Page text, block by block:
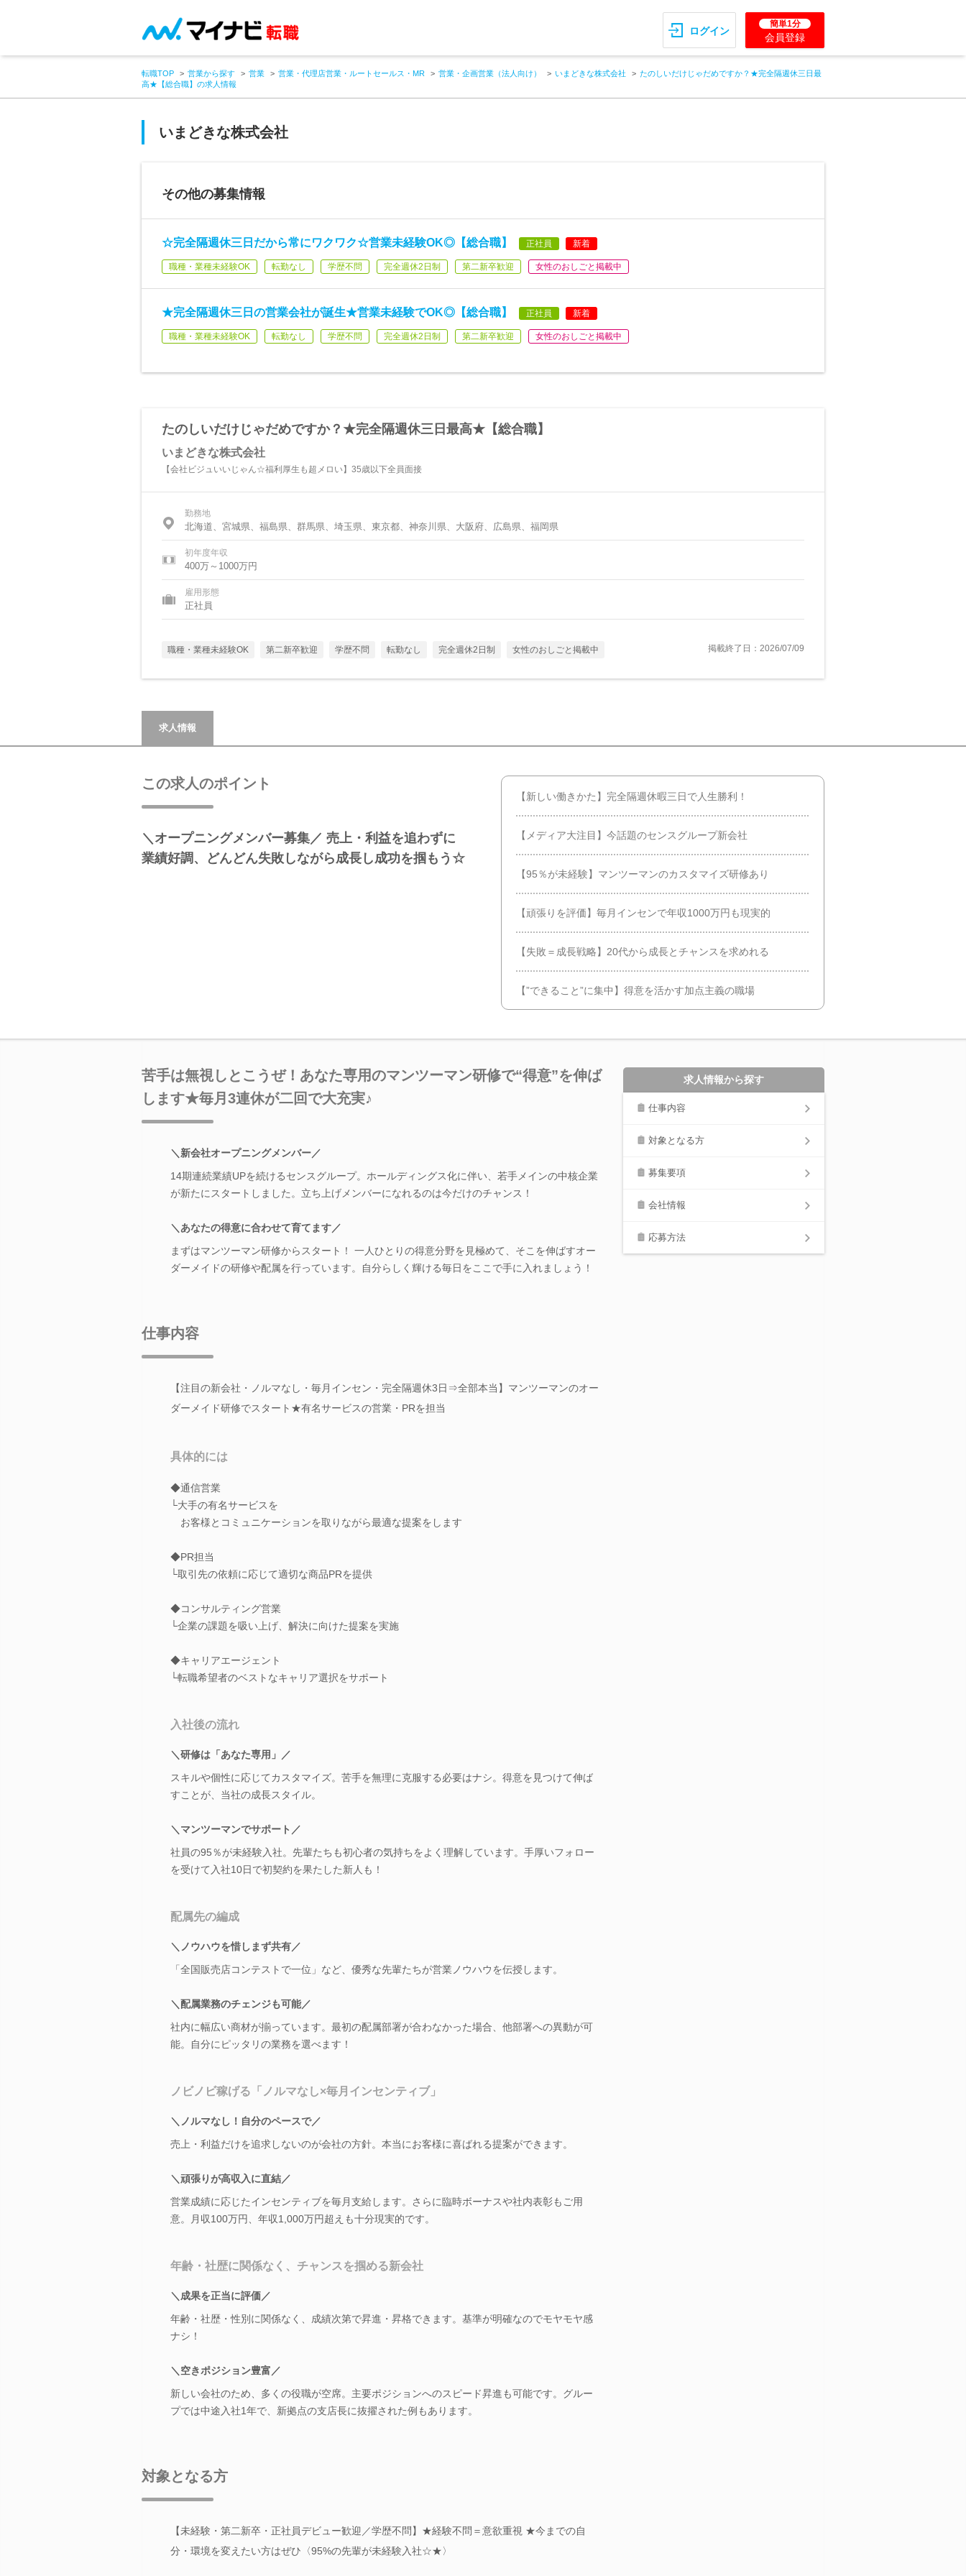
ログイン
簡単1分
会員登録
転職TOP 営業から探す 営業 営業・代理店営業・ルートセールス・MR 営業・企画営業（法人向け） いまどきな株式会社
たのしいだけじゃだめですか？★完全隔週休三日最
高★【総合職】の求人情報
いまどきな株式会社
その他の募集情報
☆完全隔週休三日だから常にワクワク☆営業未経験OK◎【総合職】 正社員 新着
職種・業種未経験OK 転勤なし 学歴不問 完全週休2日制 第二新卒歓迎 女性のおしごと掲載中
★完全隔週休三日の営業会社が誕生★営業未経験でOK◎【総合職】 正社員 新着
職種・業種未経験OK 転勤なし 学歴不問 完全週休2日制 第二新卒歓迎 女性のおしごと掲載中
たのしいだけじゃだめですか？★完全隔週休三日最高★【総合職】
いまどきな株式会社
【会社ビジュいいじゃん☆福利厚生も超メロい】35歳以下全員面接
勤務地
北海道、宮城県、福島県、群馬県、埼玉県、東京都、神奈川県、大阪府、広島県、福岡県
初年度年収
400万～1000万円
雇用形態
正社員
職種・業種未経験OK 第二新卒歓迎 学歴不問 転勤なし 完全週休2日制 女性のおしごと掲載中 掲載終了日：2026/07/09
求人情報
この求人のポイント
＼オープニングメンバー募集／ 売上・利益を追わずに
業績好調、どんどん失敗しながら成長し成功を掴もう☆
【新しい働きかた】完全隔週休暇三日で人生勝利！
【メディア大注目】今話題のセンスグループ新会社
【95％が未経験】マンツーマンのカスタマイズ研修あり
【頑張りを評価】毎月インセンで年収1000万円も現実的
【失敗＝成長戦略】20代から成長とチャンスを求めれる
【”できること”に集中】得意を活かす加点主義の職場
苦手は無視しとこうぜ！あなた専用のマンツーマン研修で“得意”を伸ば
します★毎月3連休が二回で大充実♪
＼新会社オープニングメンバー／
14期連続業績UPを続けるセンスグループ。ホールディングス化に伴い、若手メインの中核企業
が新たにスタートしました。立ち上げメンバーになれるのは今だけのチャンス！
＼あなたの得意に合わせて育てます／
まずはマンツーマン研修からスタート！ 一人ひとりの得意分野を見極めて、そこを伸ばすオー
ダーメイドの研修や配属を行っています。自分らしく輝ける毎日をここで手に入れましょう！
仕事内容
【注目の新会社・ノルマなし・毎月インセン・完全隔週休3日⇒全部本当】マンツーマンのオー
ダーメイド研修でスタート★有名サービスの営業・PRを担当
具体的には
◆通信営業
└大手の有名サービスを
お客様とコミュニケーションを取りながら最適な提案をします
◆PR担当
└取引先の依頼に応じて適切な商品PRを提供
◆コンサルティング営業
└企業の課題を吸い上げ、解決に向けた提案を実施
◆キャリアエージェント
└転職希望者のベストなキャリア選択をサポート
入社後の流れ
＼研修は「あなた専用」／
スキルや個性に応じてカスタマイズ。苦手を無理に克服する必要はナシ。得意を見つけて伸ば
すことが、当社の成長スタイル。
＼マンツーマンでサポート／
社員の95％が未経験入社。先輩たちも初心者の気持ちをよく理解しています。手厚いフォロー
を受けて入社10日で初契約を果たした新人も！
配属先の編成
＼ノウハウを惜しまず共有／
「全国販売店コンテストで一位」など、優秀な先輩たちが営業ノウハウを伝授します。
＼配属業務のチェンジも可能／
社内に幅広い商材が揃っています。最初の配属部署が合わなかった場合、他部署への異動が可
能。自分にピッタリの業務を選べます！
ノビノビ稼げる「ノルマなし×毎月インセンティブ」
＼ノルマなし！自分のペースで／
売上・利益だけを追求しないのが会社の方針。本当にお客様に喜ばれる提案ができます。
＼頑張りが高収入に直結／
営業成績に応じたインセンティブを毎月支給します。さらに臨時ボーナスや社内表彰もご用
意。月収100万円、年収1,000万円超えも十分現実的です。
年齢・社歴に関係なく、チャンスを掴める新会社
＼成果を正当に評価／
年齢・社歴・性別に関係なく、成績次第で昇進・昇格できます。基準が明確なのでモヤモヤ感
ナシ！
＼空きポジション豊富／
新しい会社のため、多くの役職が空席。主要ポジションへのスピード昇進も可能です。グルー
プでは中途入社1年で、新拠点の支店長に抜擢された例もあります。
対象となる方
【未経験・第二新卒・正社員デビュー歓迎／学歴不問】★経験不問＝意欲重視 ★今までの自
分・環境を変えたい方はぜひ〈95%の先輩が未経験入社☆★〉
求人情報から探す
仕事内容
対象となる方
募集要項
会社情報
応募方法